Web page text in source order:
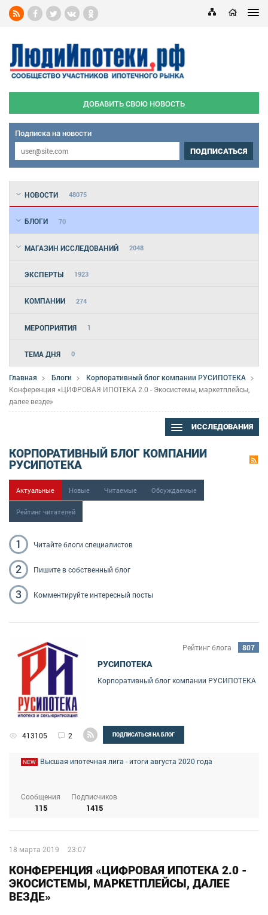
ДОБАВИТЬ СВОЮ НОВОСТЬ
Подписка на новости
ПОДПИСАТЬСЯ
НОВОСТИ 48075
БЛОГИ 70
МАГАЗИН ИССЛЕДОВАНИЙ 2048
ЭКСПЕРТЫ 1923
КОМПАНИИ 274
МЕРОПРИЯТИЯ 1
ТЕМА ДНЯ 0
Главная Блоги
Корпоративный блог компании РУСИПОТЕКА
Конференция «ЦИФРОВАЯ ИПОТЕКА 2.0 - Экосистемы, маркетплейсы,
далее везде»
ИССЛЕДОВАНИЯ
КОРПОРАТИВНЫЙ БЛОГ КОМПАНИИ
РУСИПОТЕКА
Актуальные Новые Читаемые Обсуждаемые
Рейтинг читателей
1 Читайте блоги специалистов
2 Пишитев собственный блог
3 Комментируйтеинтересный посты
РУСИПОТЕКА
Корпоративный блог компании РУСИПОТЕКА
413105 2 ПОДПИСАТЬСЯ НА БЛОГ
Сообщения
115
Подписчиков
1415
NEW Высшая ипотечная лига - итоги августа 2020 года
Рейтинг блога 807
18 марта 2019 23:07
КОНФЕРЕНЦИЯ «ЦИФРОВАЯ ИПОТЕКА 2.0 -
ЭКОСИСТЕМЫ, МАРКЕТПЛЕЙСЫ, ДАЛЕЕ
ВЕЗДЕ»